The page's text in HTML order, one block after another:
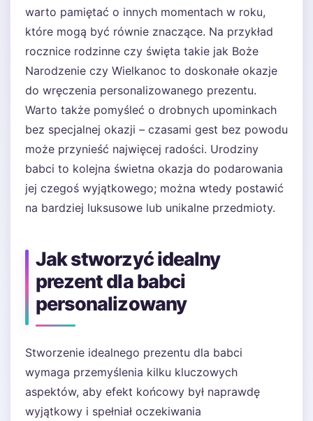
warto pamiętać o innych momentach w roku,
które mogą być równie znaczące. Na przykład
rocznice rodzinne czy święta takie jak Boże
Narodzenie czy Wielkanoc to doskonałe okazje
do wręczenia personalizowanego prezentu.
Warto także pomyśleć o drobnych upominkach
bez specjalnej okazji – czasami gest bez powodu
może przynieść najwięcej radości. Urodziny
babci to kolejna świetna okazja do podarowania
jej czegoś wyjątkowego; można wtedy postawić
na bardziej luksusowe lub unikalne przedmioty.
Jak stworzyć idealny
prezent dla babci
personalizowany
Stworzenie idealnego prezentu dla babci
wymaga przemyślenia kilku kluczowych
aspektów, aby efekt końcowy był naprawdę
wyjątkowy i spełniał oczekiwania